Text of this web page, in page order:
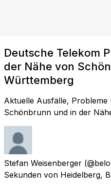
Deutsche Telekom
der Nähe von
Württemberg
Aktuelle Ausfälle,
Schönbrunn und in der
Stefan Weisenberger
Sekunden von Heidelberg,